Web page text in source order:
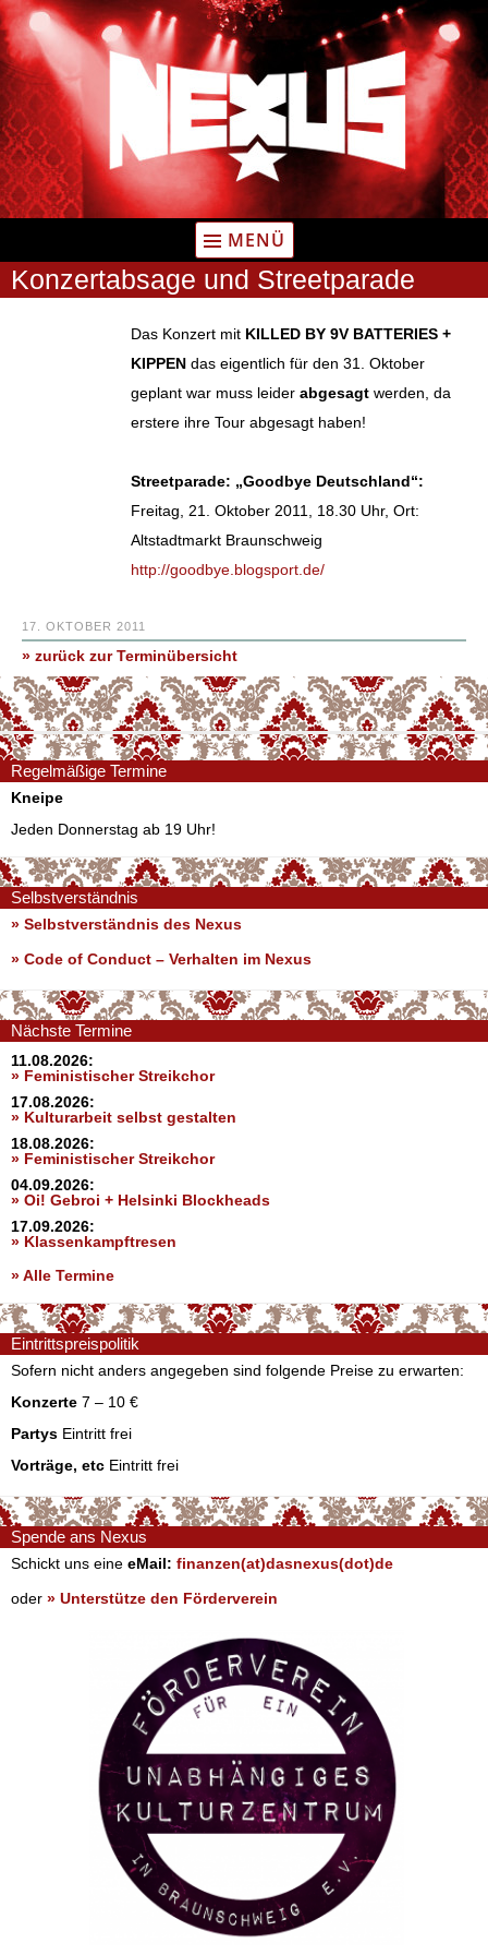
Zum
Inhalt
springen
MENÜ
Konzertabsage und Streetparade
Das Konzert mit KILLED BY 9V BATTERIES +
KIPPEN das eigentlich für den 31. Oktober
geplant war muss leider abgesagt werden, da
erstere ihre Tour abgesagt haben!
Streetparade: „Goodbye Deutschland“:
Freitag, 21. Oktober 2011, 18.30 Uhr, Ort:
Altstadtmarkt Braunschweig
http://goodbye.blogsport.de/
17. OKTOBER 2011
» zurück zur Terminübersicht
Regelmäßige Termine
Kneipe
Jeden Donnerstag ab 19 Uhr!
Selbstverständnis
» Selbstverständnis des Nexus
» Code of Conduct – Verhalten im Nexus
Nächste Termine
11.08.2026:
» Feministischer Streikchor
17.08.2026:
» Kulturarbeit selbst gestalten
18.08.2026:
» Feministischer Streikchor
04.09.2026:
» Oi! Gebroi + Helsinki Blockheads
17.09.2026:
» Klassenkampftresen
» Alle Termine
Eintrittspreispolitik
Sofern nicht anders angegeben sind folgende Preise zu erwarten:
Konzerte 7 – 10 €
Partys Eintritt frei
Vorträge, etc Eintritt frei
Spende ans Nexus
Schickt uns eine eMail: finanzen(at)dasnexus(dot)de
oder » Unterstütze den Förderverein